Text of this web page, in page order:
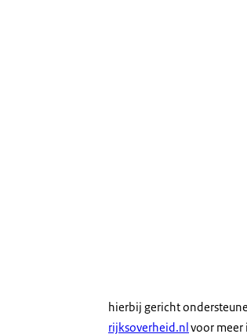
hierbij gericht
rijksoverheid.nlvoor